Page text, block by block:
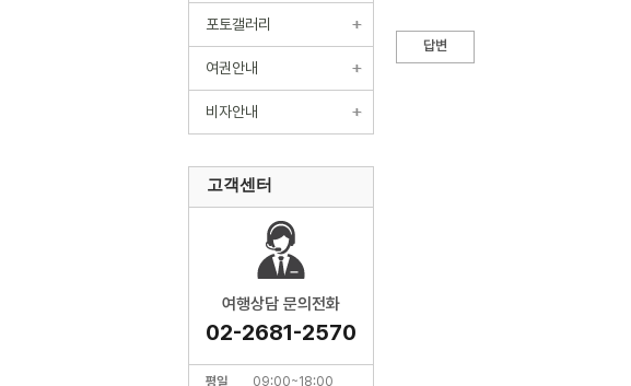
포토갤러리
여권안내
비자안내
고객센터
여행상담 문의전화
02-2681-2570
평일 09:00~18:00
답변